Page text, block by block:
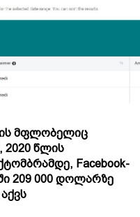
მფლობელიც
2020 წლის
Facebook-
209 000 დოლარზე